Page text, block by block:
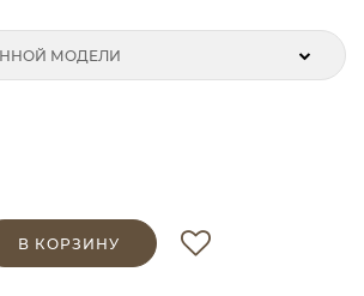
МОДЕЛИ
В КОРЗИНУ